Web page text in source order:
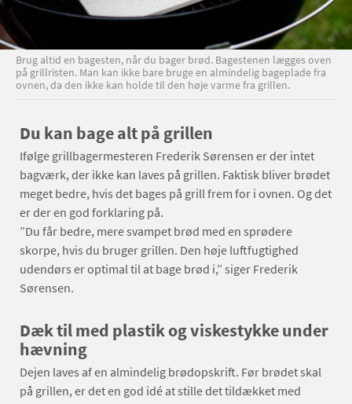
Brug altid en bagesten, når du bager brød. Bagestenen lægges oven
på grillristen. Man kan ikke bare bruge en almindelig bageplade fra
ovnen, da den ikke kan holde til den høje varme fra grillen.
Du kan bage alt på grillen
Ifølge grillbagermesteren Frederik Sørensen er der intet
bagværk, der ikke kan laves på grillen. Faktisk bliver brødet
meget bedre, hvis det bages på grill frem for i ovnen. Og det
er der en god forklaring på.
”Du får bedre, mere svampet brød med en sprødere
skorpe, hvis du bruger grillen. Den høje luftfugtighed
udendørs er optimal til at bage brød i,” siger Frederik
Sørensen.
Dæk til med plastik og viskestykke under
hævning
Dejen laves af en almindelig brødopskrift. Før brødet skal
på grillen, er det en god idé at stille det tildækket med